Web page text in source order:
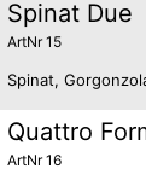
Spinat Due
ArtNr 15
Spinat,
Quattro
ArtNr 16